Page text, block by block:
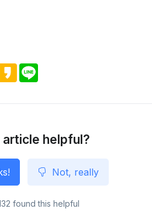
K
a
article helpful?
Not, really
found this helpful